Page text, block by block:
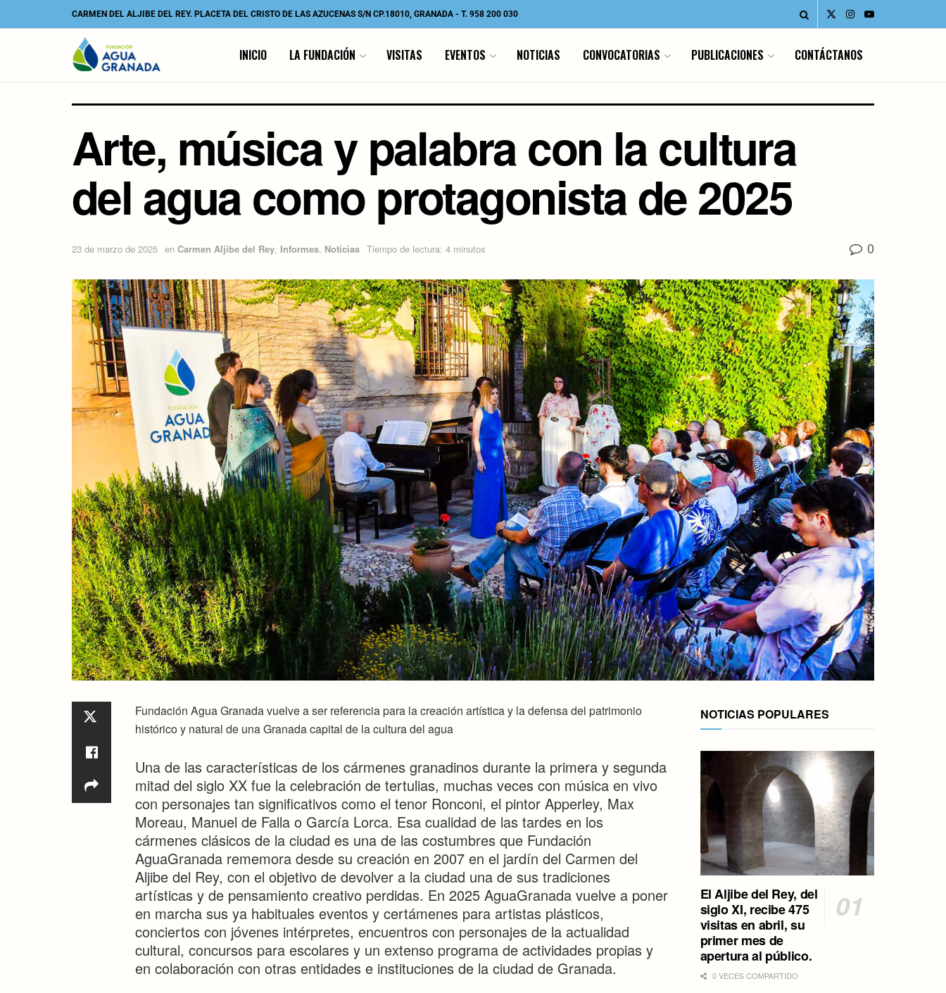
CARMEN DEL ALJIBE DEL REY. PLACETA DEL CRISTO DE LAS AZUCENAS S/N CP.18010, GRANADA - T. 958 200 030
INICIO LA FUNDACIÓN VISITAS EVENTOS NOTICIAS CONVOCATORIAS PUBLICACIONES CONTÁCTANOS
Arte, música y palabra con la cultura
del agua como protagonista de 2025
23 de marzo de 2025 en Carmen Aljibe del Rey, Informes, Noticias Tiempo de lectura: 4 minutos 0
Fundación Agua Granada vuelve a ser referencia para la creación artística y la defensa del patrimonio
histórico y natural de una Granada capital de la cultura del agua
Una de las características de los cármenes granadinos durante la primera y segunda
mitad del siglo XX fue la celebración de tertulias, muchas veces con música en vivo
con personajes tan significativos como el tenor Ronconi, el pintor Apperley, Max
Moreau, Manuel de Falla o García Lorca. Esa cualidad de las tardes en los
cármenes clásicos de la ciudad es una de las costumbres que Fundación
AguaGranada rememora desde su creación en 2007 en el jardín del Carmen del
Aljibe del Rey, con el objetivo de devolver a la ciudad una de sus tradiciones
artísticas y de pensamiento creativo perdidas. En 2025 AguaGranada vuelve a poner
en marcha sus ya habituales eventos y certámenes para artistas plásticos,
conciertos con jóvenes intérpretes, encuentros con personajes de la actualidad
cultural, concursos para escolares y un extenso programa de actividades propias y
en colaboración con otras entidades e instituciones de la ciudad de Granada.
NOTICIAS POPULARES
El Aljibe del Rey, del
siglo XI, recibe 475
visitas en abril, su
primer mes de
apertura al público.
0 VECES COMPARTIDO